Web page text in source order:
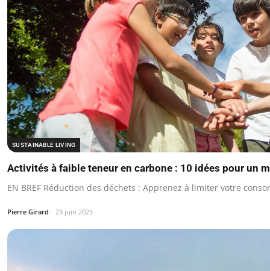
SUSTAINABLE LIVING
Activités à faible teneur en carbone : 10 idées pour un
EN BREF Réduction des déchets : Apprenez à limiter votre
Pierre Girard 23 juin 2025